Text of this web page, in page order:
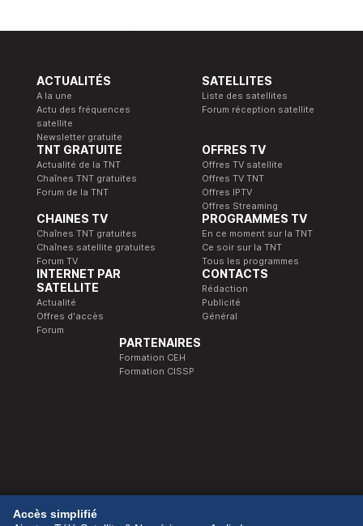
ACTUALITÉS
A la une
Actu des fréquences
satellite
Newsletter gratuite
SATELLITES
Liste des satellites
Forum réception satellite
TNT GRATUITE
Actualité de la TNT
Chaînes TNT gratuites
Forum de la TNT
OFFRES TV
Offres TV satellite
Offres TV TNT
Offres IPTV
Offres Streaming
CHAINES TV
Chaînes TNT gratuites
Chaînes satellite gratuites
Forum TV
PROGRAMMES TV
En ce moment sur la TNT
Ce soir sur la TNT
Tous les programmes
INTERNET PAR
SATELLITE
Actualité
Offres d'accès
Forum
CONTACTS
Rédaction
Publicité
Général
PARTENAIRES
Formation CEH
Formation CISSP
© 1989-2026 Télé Satellite et Numérique.
Accès simplifié